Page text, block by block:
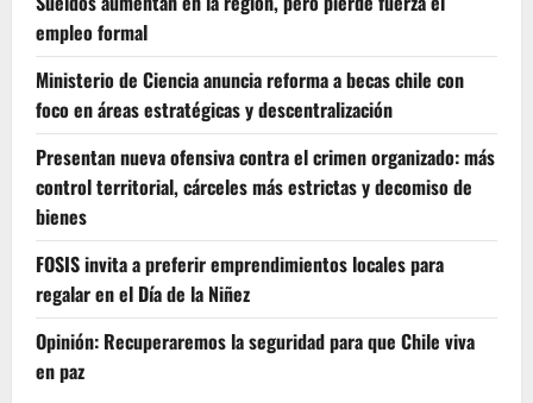
empleo formal
Ministerio de Ciencia anuncia reforma a becas chile con
foco en áreas estratégicas y descentralización
Presentan nueva ofensiva contra el crimen organizado: más
control territorial, cárceles más estrictas y decomiso de
bienes
FOSIS invita a preferir emprendimientos locales para
regalar en el Día de la Niñez
Opinión: Recuperaremos la seguridad para que Chile viva
en paz